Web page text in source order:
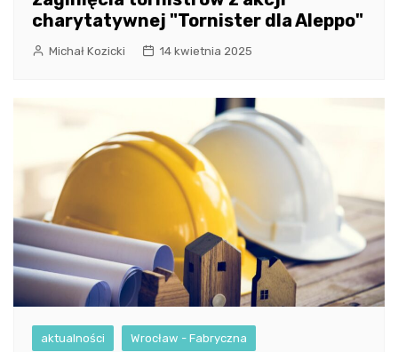
charytatywnej "Tornister dla Aleppo"
Michał Kozicki 14 kwietnia 2025
aktualności Wrocław - Fabryczna